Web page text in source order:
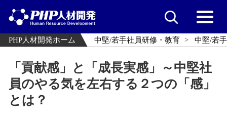
PHP人材開発ホーム 中堅/若手社員研修・教育 中堅/若
「貢献感」と「成長実感」～中堅社
員のやる気を左右する２つの「感」
とは？